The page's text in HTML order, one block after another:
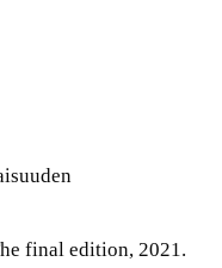
final edition, 2021.